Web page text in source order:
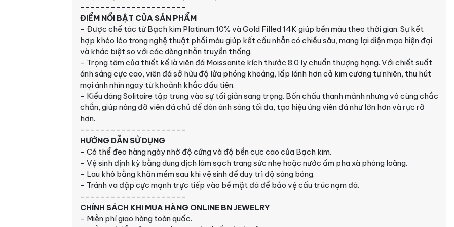
---------------------
ĐIỂM NỔI BẬT CỦA SẢN PHẨM
- Được chế tác từ Bạch kim Platinum 10% và Gold Filled 14K giúp bền màu theo thời gian. Sự kết
hợp khéo léo trong nghệ thuật phối màu giúp kết cấu nhẫn có chiều sâu, mang lại diện mạo hiện đại
và khác biệt so với các dòng nhẫn truyền thống.
- Trọng tâm của thiết kế là viên đá Moissanite kích thước 8.0 ly chuẩn thượng hạng. Với chiết suất
ánh sáng cực cao, viên đá sở hữu độ lửa phóng khoáng, lấp lánh hơn cả kim cương tự nhiên, thu hút
mọi ánh nhìn ngay từ khoảnh khắc đầu tiên.
- Kiểu dáng Solitaire tập trung vào sự tối giản sang trọng. Bốn chấu thanh mảnh nhưng vô cùng chắc
chắn, giúp nâng đỡ viên đá chủ để đón ánh sáng tối đa, tạo hiệu ứng viên đá như lớn hơn và rực rỡ
hơn.
---------------------
HƯỚNG DẪN SỬ DỤNG
- Có thể đeo hàng ngày nhờ độ cứng và độ bền cực cao của Bạch kim.
- Vệ sinh định kỳ bằng dung dịch làm sạch trang sức nhẹ hoặc nước ấm pha xà phòng loãng.
- Lau khô bằng khăn mềm sau khi vệ sinh để duy trì độ sáng bóng.
- Tránh va đập cực mạnh trực tiếp vào bề mặt đá để bảo vệ cấu trúc nạm đá.
---------------------
CHÍNH SÁCH KHI MUA HÀNG ONLINE BN JEWELRY
- Miễn phí giao hàng toàn quốc.